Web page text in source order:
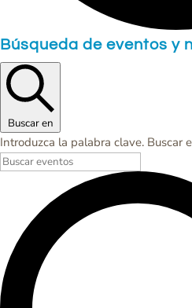
Eventos
Búsqueda de eventos y
Buscar en
Introduzca la palabra clave. Buscar